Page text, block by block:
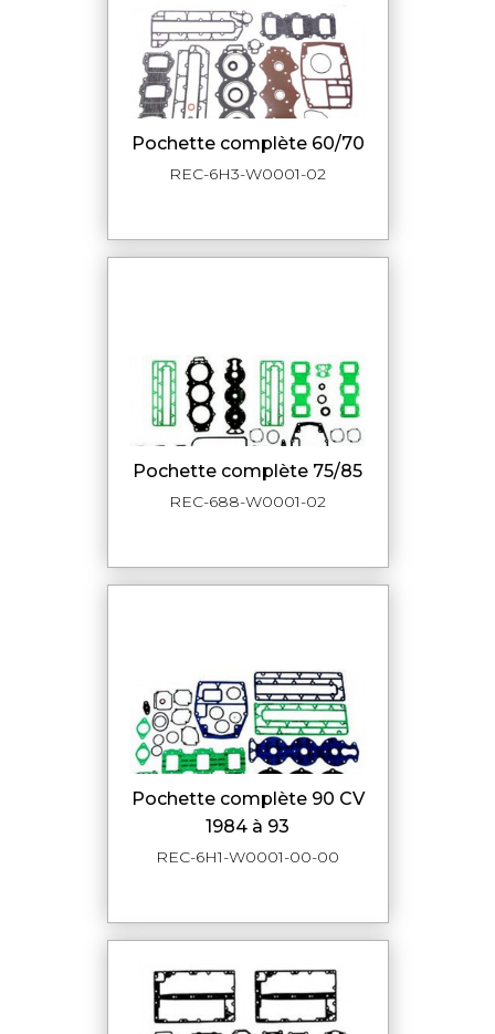
pochette complète 60/70
REC-6H3-W0001-02
pochette complète 75/85
REC-688-W0001-02
pochette complète 90 CV
1984 à 93
REC-6H1-W0001-00-00